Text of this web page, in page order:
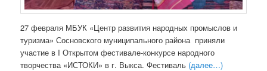
27 февраля МБУК «Центр развития народных промыслов и
туризма» Сосновского муниципального района приняли
участие в I Открытом фестивале-конкурсе народного
творчества «ИСТОКИ» в г. Выкса. Фестиваль (далее…)